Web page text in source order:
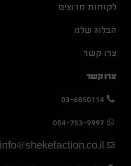
לקוחות מרוצים
הבלוג שלנו
צרו קשר
צרו קשר
03-6850114
054-753-9997
info@shekefaction.co.il